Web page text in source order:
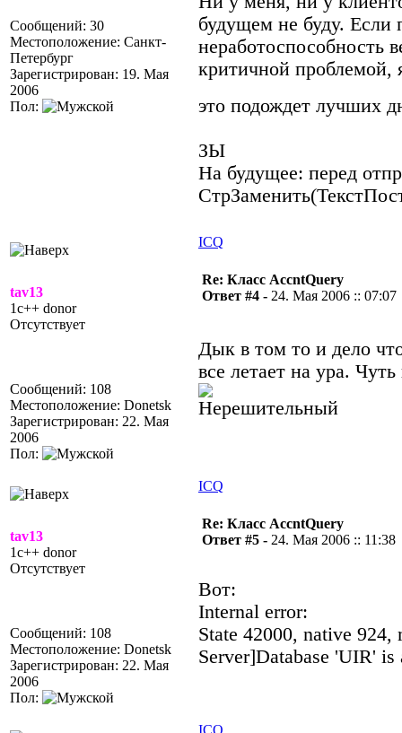
Сообщений: 30
Местоположение: Санкт-
Петербург
Зарегистрирован: 19. Мая
2006
Пол:
будущем не буду. Если
неработоспособность
критичной проблемой,
это подождет лучших
ЗЫ
На будущее: перед
ICQ
tav13
1c++ donor
Отсутствует
Сообщений: 108
Местоположение: Donetsk
Зарегистрирован: 22. Мая
2006
Пол:
Re: Класс AccntQuery
Ответ #4 - 24. Мая 2006 :: 07:07
Дык в том то и дело
все летает на ура.
ICQ
tav13
1c++ donor
Отсутствует
Сообщений: 108
Местоположение: Donetsk
Зарегистрирован: 22. Мая
2006
Пол:
Re: Класс AccntQuery
Ответ #5 - 24. Мая 2006 :: 11:38
Вот:
Internal error:
State 42000, native
Server]Database 'UIR'
ICQ